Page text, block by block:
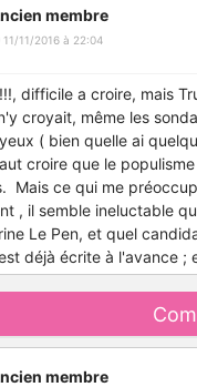
membre
11/11/2016 à 22:04
difficile a croire, mais
croyait, même les
( bien quelle ai
croire que le
Mais ce qui me
, il semble ineluctable
Le Pen, et quel
déjà écrite à l'avance ;
membre